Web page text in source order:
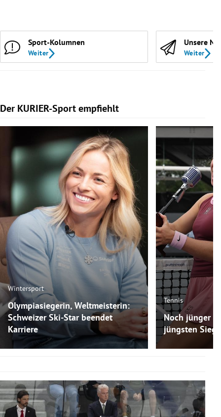
Sport-Kolumnen
Weiter
Unsere
Weiter
Der KURIER-Sport empfiehlt
Slide 1 von 5
Wintersport
Olympiasiegerin, Weltmeisterin:
Schweizer Ski-Star beendet
Karriere
Tennis
Noch jünger
jüngsten